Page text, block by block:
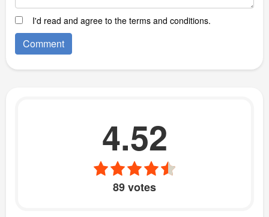
I'd read and agree to the terms and conditions.
4.52
89 votes